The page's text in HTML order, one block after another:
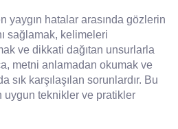
yaygın hatalar arasında gözlerin
sağlamak, kelimeleri
ve dikkati dağıtan unsurlarla
metni anlamadan okumak ve
sık karşılaşılan sorunlardır. Bu
uygun teknikler ve pratikler